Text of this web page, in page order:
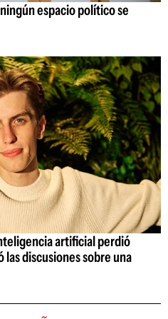
espacio político se
artificial perdió
discusiones sobre una